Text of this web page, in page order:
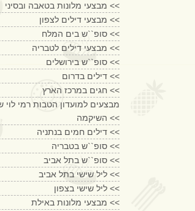
מבצעי מלונות בטאבה ובסיני <<
מבצעי דילים לצפון <<
סופ``ש בים המלח <<
מבצעי דילים לטבריה <<
סופ``ש בירושלים <<
דילים בדרום <<
חגים במרכז הארץ <<
מבצעים למועדון הטבות רמי לוי
השיקמה <<
דילים חמים בנתניה <<
סופ``ש בטבריה <<
סופ``ש בתל אביב <<
ליל שישי בתל אביב <<
ליל שישי בצפון <<
מבצעי מלונות באילת <<